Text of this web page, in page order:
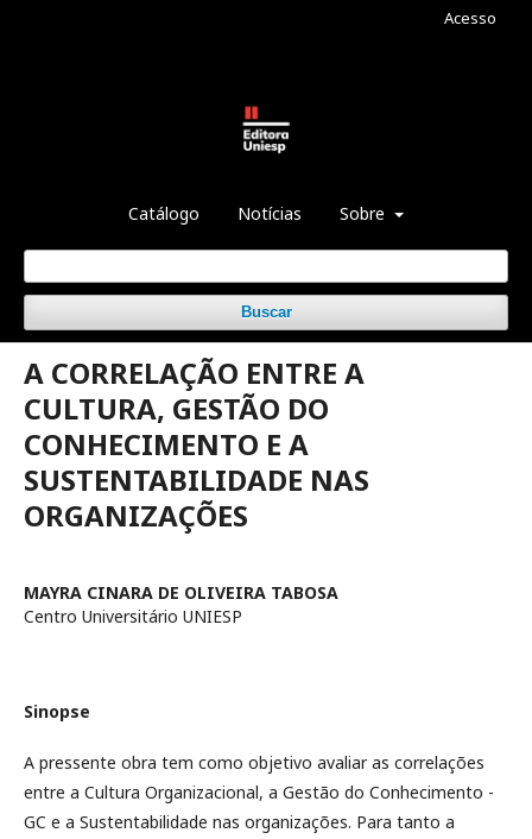
Catálogo Notícias Sobre
Buscar
Acesso
A CORRELAÇÃO ENTRE A
CULTURA, GESTÃO DO
CONHECIMENTO E A
SUSTENTABILIDADE NAS
ORGANIZAÇÕES
MAYRA CINARA DE OLIVEIRA TABOSA
Centro Universitário UNIESP
Sinopse
A pressente obra tem como objetivo avaliar as correlações
entre a Cultura Organizacional, a Gestão do Conhecimento -
GC e a Sustentabilidade nas organizações. Para tanto a